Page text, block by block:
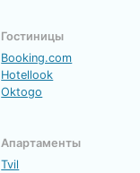
Гостиницы
Booking.com
Hotellook
Oktogo
Апартаменты
Tvil